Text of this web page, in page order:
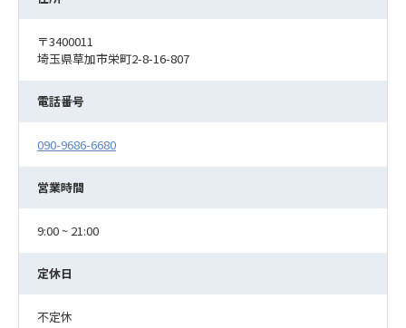
〒3400011
埼玉県草加市栄町2-8-16-807
電話番号
090-9686-6680
営業時間
9:00 ~ 21:00
定休日
不定休